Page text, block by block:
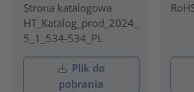
Strona katalogowa
HT_Katalog_prod_2024_
5_1_534-534_PL
Plik do
pobrania